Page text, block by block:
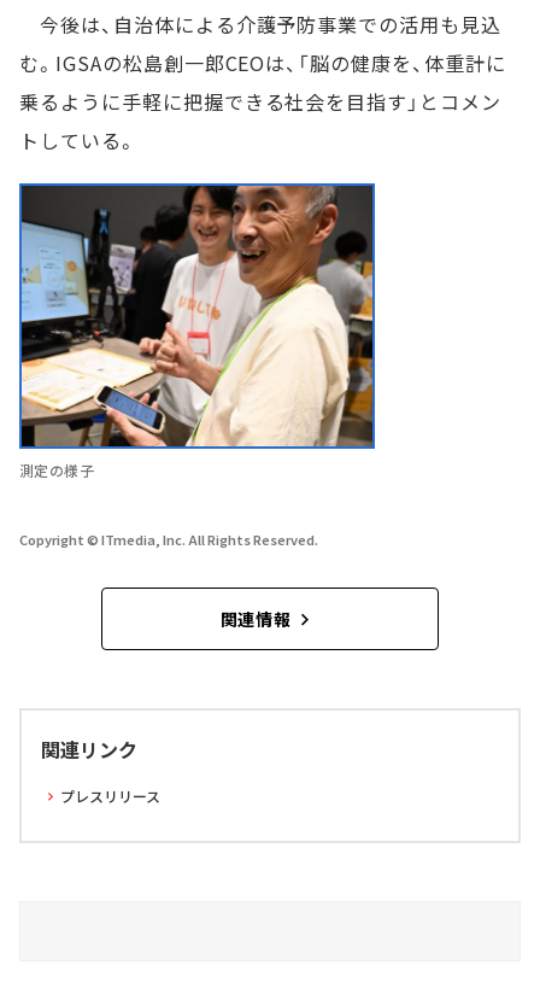
今後は、自治体による介護予防事業での活用も見込
む。IGSAの松島創一郎CEOは、「脳の健康を、体重計に
乗るように手軽に把握できる社会を目指す」とコメン
トしている。
測定の様子
Copyright © ITmedia, Inc. All Rights Reserved.
関連情報
関連リンク
プレスリリース